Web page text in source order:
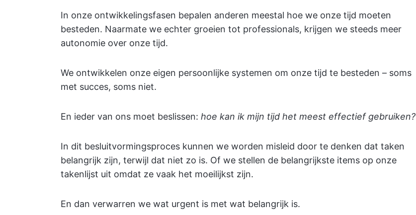
In onze ontwikkelingsfasen bepalen anderen meestal hoe we onze tijd moeten
besteden. Naarmate we echter groeien tot professionals, krijgen we steeds meer
autonomie over onze tijd.
We ontwikkelen onze eigen persoonlijke systemen om onze tijd te besteden – soms
met succes, soms niet.
En ieder van ons moet beslissen: hoe kan ik mijn tijd het meest effectief gebruiken?
In dit besluitvormingsproces kunnen we worden misleid door te denken dat taken
belangrijk zijn, terwijl dat niet zo is. Of we stellen de belangrijkste items op onze
takenlijst uit omdat ze vaak het moeilijkst zijn.
En dan verwarren we wat urgent is met wat belangrijk is.